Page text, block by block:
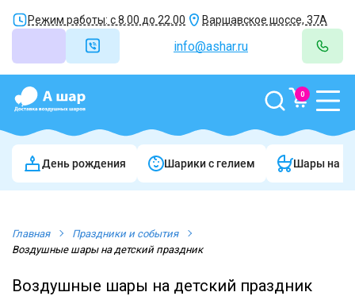
Режим работы: с 8.00 до 22.00 Варшавское шоссе, 37А
info@ashar.ru
0
День рождения Шарики c гелием Шары на
Главная
Праздники и события
Воздушные шары на детский праздник
Воздушные шары на детский праздник